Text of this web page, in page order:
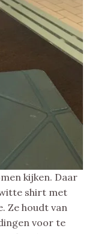
kijken. Daar
shirt met
Ze houdt van
voor te